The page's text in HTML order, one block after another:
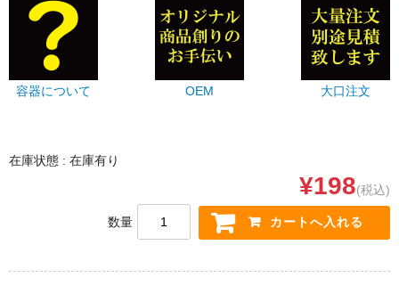
容器について OEM 大口注文
在庫状態 : 在庫有り
¥198(税込)
数量